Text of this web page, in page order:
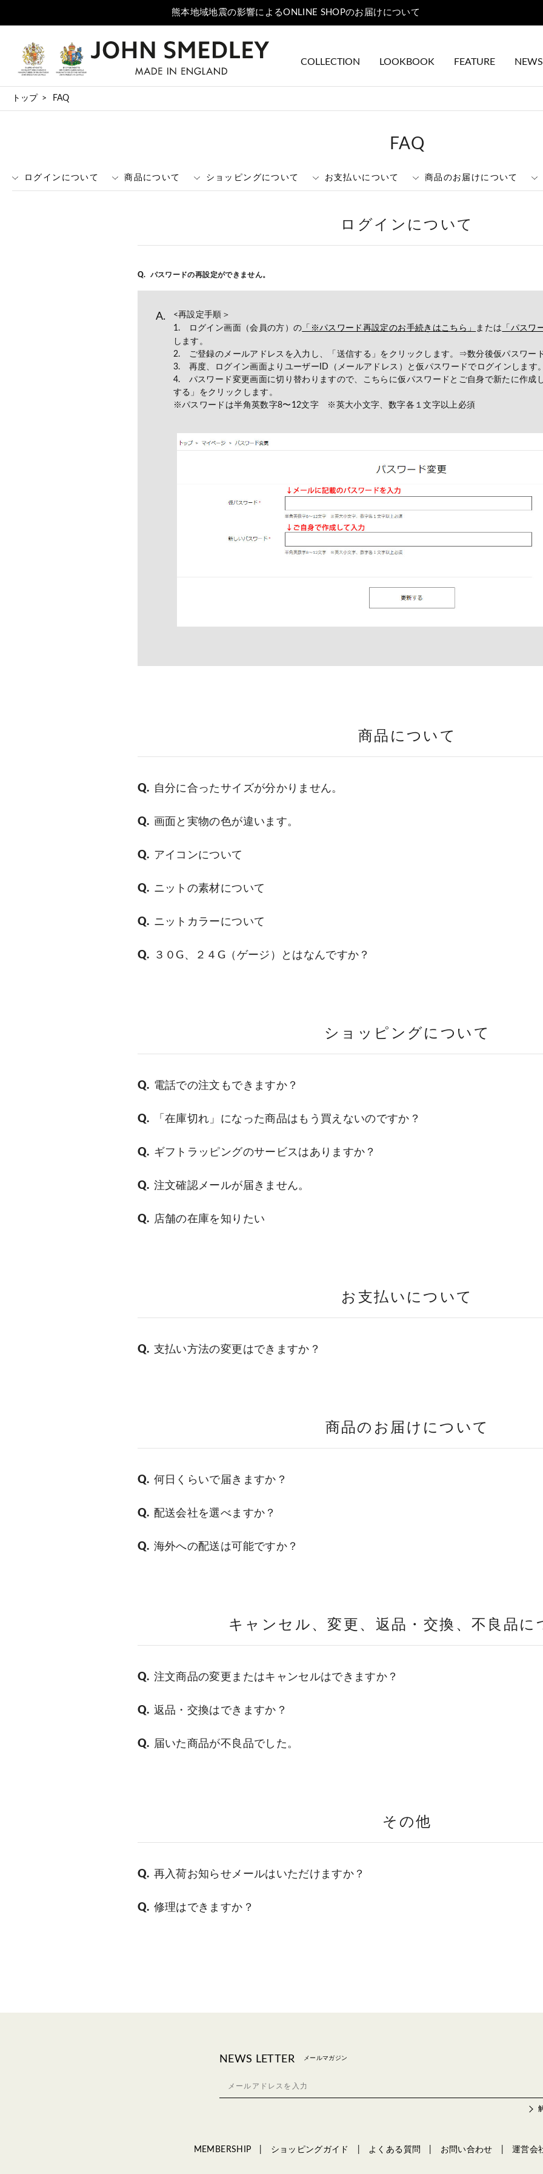
熊本地域地震の影響によるONLINE SHOPのお届けについて
COLLECTION LOOKBOOK FEATURE NEWS
トップ FAQ
FAQ
ログインについて 商品について ショッピングについて お支払いについて 商品のお届けについて
ログインについて
パスワードの再設定ができません。
<再設定手順＞
1. ログイン画面（会員の方）の 「※パスワード再設定のお手続きはこちら」 または 「パスワ
します。
2. ご登録のメールアドレスを入力し、「送信する」をクリックします。⇒数分後仮パスワー
3. 再度、ログイン画面よりユーザーID（メールアドレス）と仮パスワードでログインします
4. パスワード変更画面に切り替わりますので、こちらに仮パスワードとご自身で新たに作成
する」をクリックします。
※パスワードは半角英数字8〜12文字 ※英大小文字、数字各１文字以上必須
商品について
自分に合ったサイズが分かりません。
画面と実物の色が違います。
アイコンについて
ニットの素材について
ニットカラーについて
３０G、２４G（ゲージ）とはなんですか？
ショッピングについて
電話での注文もできますか？
「在庫切れ」になった商品はもう買えないのですか？
ギフトラッピングのサービスはありますか？
注文確認メールが届きません。
店舗の在庫を知りたい
お支払いについて
支払い方法の変更はできますか？
商品のお届けについて
何日くらいで届きますか？
配送会社を選べますか？
海外への配送は可能ですか？
キャンセル、変更、返品・交換、不良品に
注文商品の変更またはキャンセルはできますか？
返品・交換はできますか？
届いた商品が不良品でした。
その他
再入荷お知らせメールはいただけますか？
修理はできますか？
NEWS LETTER メールマガジン
MEMBERSHIP ショッピングガイド よくある質問 お問い合わせ 運営会